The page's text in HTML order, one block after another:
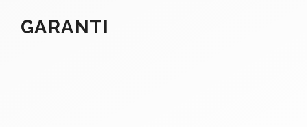
GARANTI